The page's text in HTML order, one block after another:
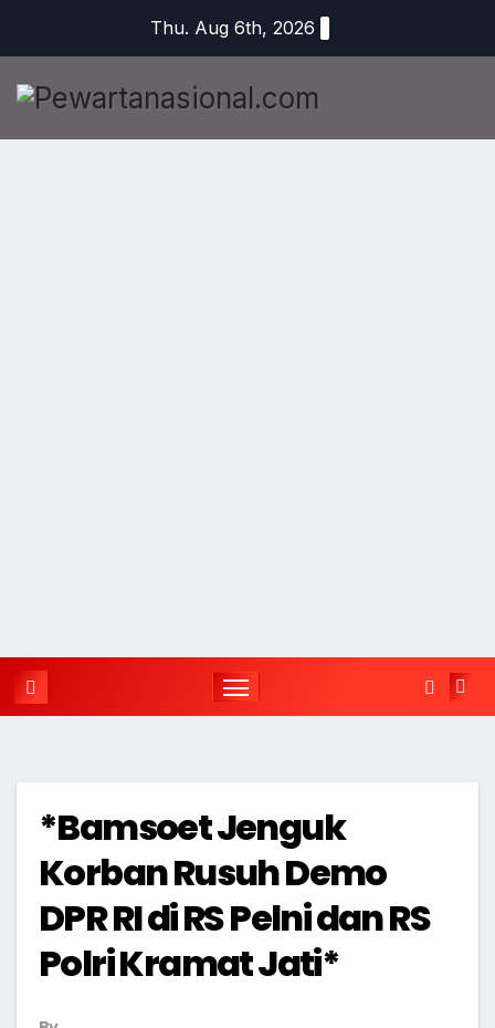
Thu. Aug 6th, 2026
*Bamsoet Jenguk
Korban Rusuh Demo
DPR RI di RS Pelni dan RS
Polri Kramat Jati*